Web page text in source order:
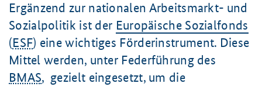
Ergänzend zur nationalen Arbeitsmarkt- und
Sozialpolitik ist der Europäische Sozialfonds
(ESF) eine wichtiges Förderinstrument. Diese
Mittel werden, unter Federführung des
BMAS, gezielt eingesetzt, um die